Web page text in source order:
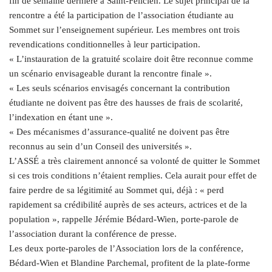
rencontre a été la participation de l’association étudiante au
Sommet sur l’enseignement supérieur. Les membres ont trois
revendications conditionnelles à leur participation.
« L’instauration de la gratuité scolaire doit être reconnue comme
un scénario envisageable durant la rencontre finale ».
« Les seuls scénarios envisagés concernant la contribution
étudiante ne doivent pas être des hausses de frais de scolarité,
l’indexation en étant une ».
« Des mécanismes d’assurance-qualité ne doivent pas être
reconnus au sein d’un Conseil des universités ».
L’ASSÉ a très clairement annoncé sa volonté de quitter le Sommet
si ces trois conditions n’étaient remplies. Cela aurait pour effet de
faire perdre de sa légitimité au Sommet qui, déjà : « perd
rapidement sa crédibilité auprès de ses acteurs, actrices et de la
population », rappelle Jérémie Bédard-Wien, porte-parole de
l’association durant la conférence de presse.
Les deux porte-paroles de l’Association lors de la conférence,
Bédard-Wien et Blandine Parchemal, profitent de la plate-forme